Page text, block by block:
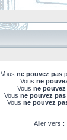
Vous ne pouvez pas
Vous ne
Vous ne pouvez
Vous ne pouvez pas
Vous ne pouvez
Aller vers :